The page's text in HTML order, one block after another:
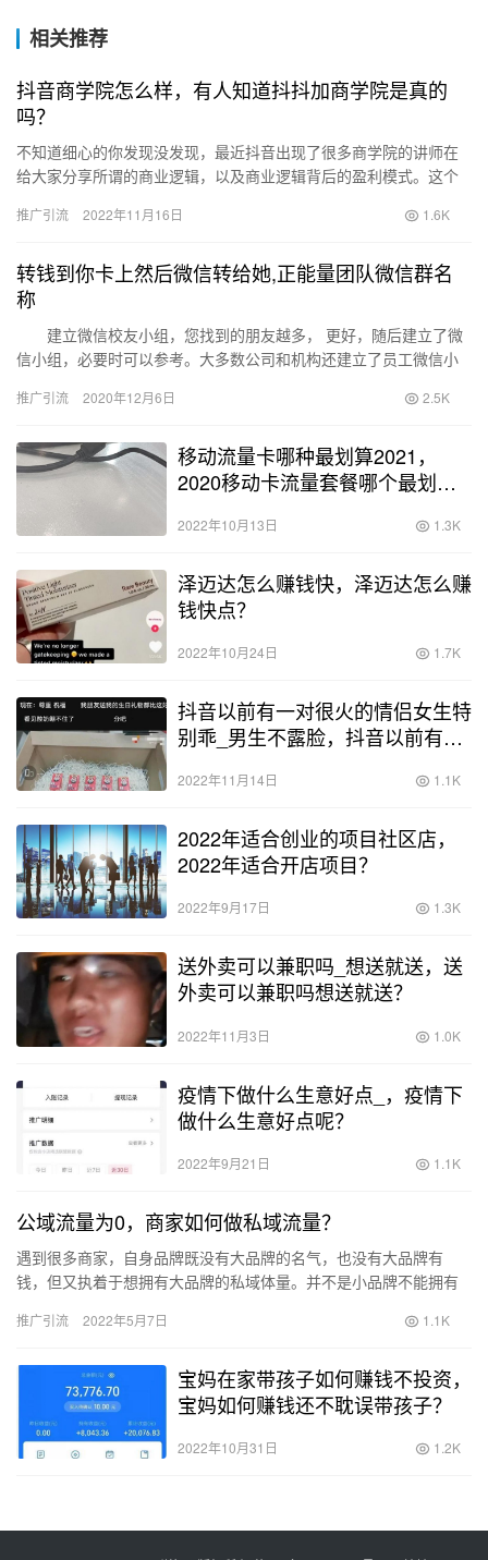
相关推荐
抖音商学院怎么样，有人知道抖抖加商学院是真的
吗？
不知道细心的你发现没发现，最近抖音出现了很多商学院的讲师在
给大家分享所谓的商业逻辑，以及商业逻辑背后的盈利模式。这个
在抖音…
推广引流 2022年11月16日 1.6K
转钱到你卡上然后微信转给她,正能量团队微信群名
称
建立微信校友小组，您找到的朋友越多， 更好，随后建立了微
信小组，必要时可以参考。大多数公司和机构还建立了员工微信小
推广引流 2020年12月6日 2.5K
移动流量卡哪种最划算2021，
2020移动卡流量套餐哪个最划
2022年10月13日 1.3K
泽迈达怎么赚钱快，泽迈达怎么赚
钱快点？
2022年10月24日 1.7K
抖音以前有一对很火的情侣女生特
别乖_男生不露脸，抖音以前有一
露脸视频？
2022年11月14日 1.1K
2022年适合创业的项目社区店，
2022年适合开店项目？
2022年9月17日 1.3K
送外卖可以兼职吗_想送就送，送
外卖可以兼职吗想送就送？
2022年11月3日 1.0K
疫情下做什么生意好点_，疫情下
做什么生意好点呢？
2022年9月21日 1.1K
公域流量为0，商家如何做私域流量？
遇到很多商家，自身品牌既没有大品牌的名气，也没有大品牌有
钱，但又执着于想拥有大品牌的私域体量。并不是小品牌不能拥有
大，然后…
推广引流 2022年5月7日 1.1K
宝妈在家带孩子如何赚钱不投资，
宝妈如何赚钱还不耽误带孩子？
2022年10月31日 1.2K